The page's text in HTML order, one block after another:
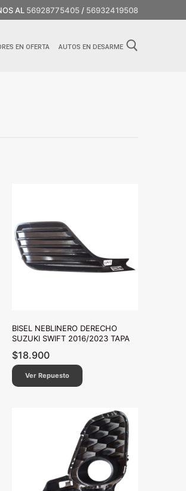
AL 56928775405 / 56932419508
EN OFERTA AUTOS EN DESARME
BISEL NEBLINERO DERECHO
SUZUKI SWIFT 2016/2023 TAPA
$18.900
Ver Repuesto